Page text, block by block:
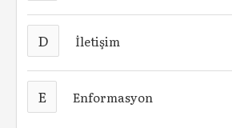
D İletişim
E Enformasyon